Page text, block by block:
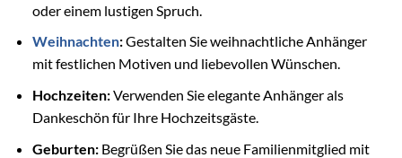
oder einem lustigen Spruch.
Weihnachten:Gestalten Sie weihnachtliche Anhänger
mit festlichen Motiven und liebevollen Wünschen.
Hochzeiten:Verwenden Sie elegante Anhänger als
Dankeschön für Ihre Hochzeitsgäste.
Geburten:Begrüßen Sie das neue Familienmitglied mit